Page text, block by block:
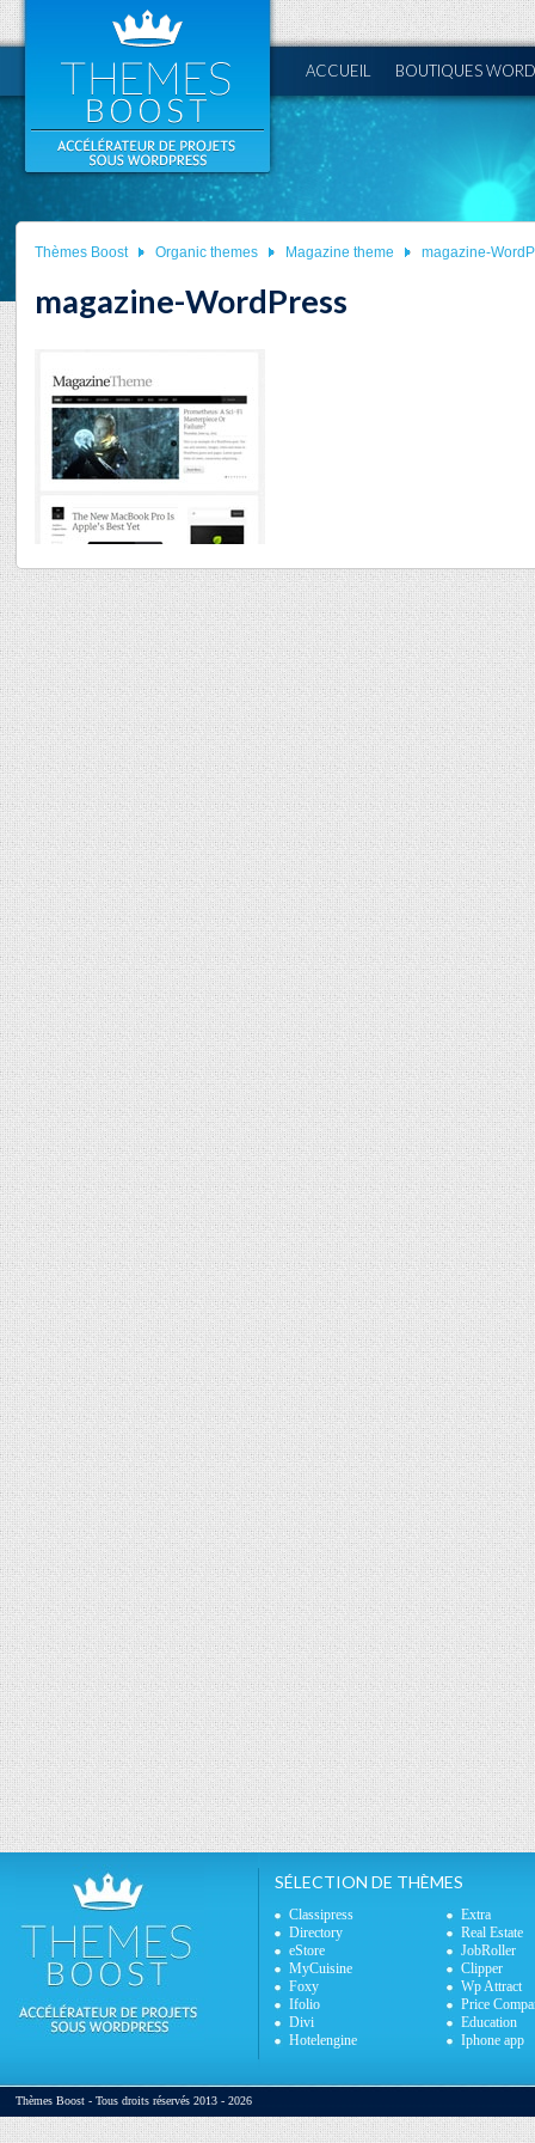
ACCUEIL BOUTIQUES
Thèmes Boost Organic themes Magazine theme magazine-
magazine-WordPress
SÉLECTION DE THÈMES
Classipress
Extra
Directory
Real Estate
eStore
JobRoller
MyCuisine
Clipper
Foxy
Wp Attract
Ifolio
Price
Divi
Education
Hotelengine
Iphone app
Thèmes Boost - Tous droits réservés 2013 - 2026